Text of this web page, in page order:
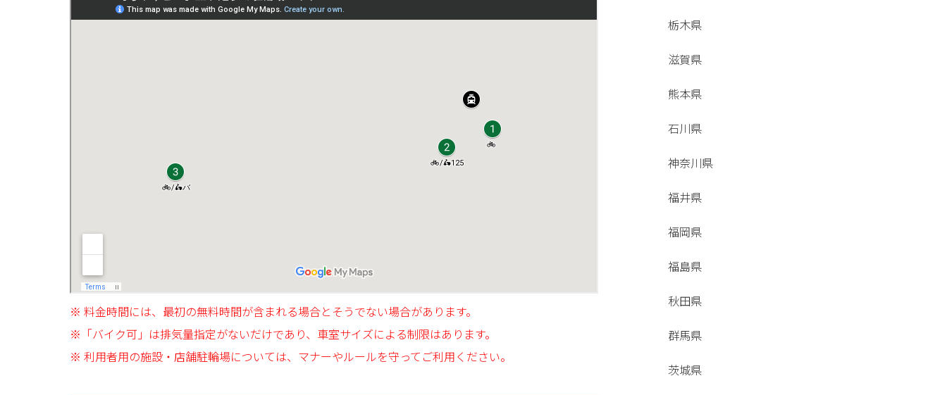
※ 料金時間には、最初の無料時間が含まれる場合とそうでない場合があります。
※「バイク可」は排気量指定がないだけであり、車室サイズによる制限はあります。
※ 利用者用の施設・店舗駐輪場については、マナーやルールを守ってご利用ください。
栃木県
滋賀県
熊本県
石川県
神奈川県
福井県
福岡県
福島県
秋田県
群馬県
茨城県